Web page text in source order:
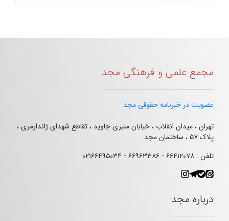
مجمع علمی و فرهنگی مجد
عضویت در خبرنامه حقوقی مجد
تهران ، میدان انقلاب ، خیابان منیری جاوید ، تقاطع شهدای ژاندارمری ،
پلاک ۵۷ ، ساختمان مجد
تلفن : ۶۶۴۱۲۰۷۸ - ۶۶۹۶۳۳۸۶ - ۰۲۱۶۶۴۹۵۰۳۴
درباره مجد